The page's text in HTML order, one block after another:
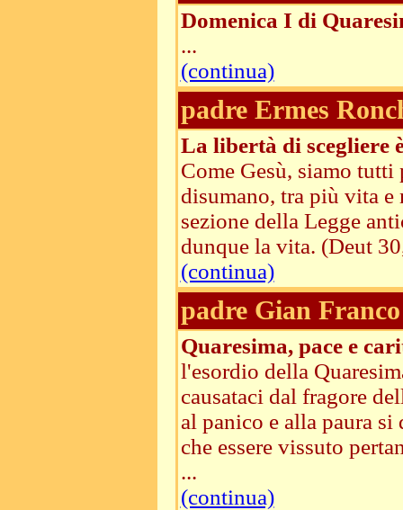
Domenica I di
...
(continua)
padre Ermes
La libertà di scegliere
Come Gesù, siamo tutti
disumano, tra più vita
sezione della Legge
dunque la vita. (Deut
(continua)
padre Gian
Quaresima, pace e
l'esordio della
causataci dal fragore
al panico e alla paura
che essere vissuto
...
(continua)